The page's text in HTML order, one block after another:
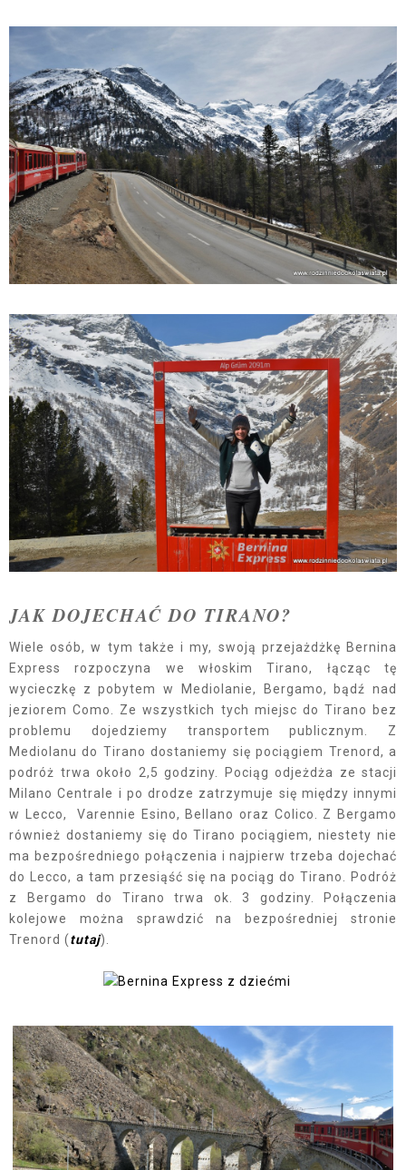
JAK DOJECHAĆ DO TIRANO?
Wiele osób, w tym także i my, swoją przejażdżkę Bernina
Express rozpoczyna we włoskim Tirano, łącząc tę
wycieczkę z pobytem w Mediolanie, Bergamo, bądź nad
jeziorem Como. Ze wszystkich tych miejsc do Tirano bez
problemu dojedziemy transportem publicznym. Z
Mediolanu do Tirano dostaniemy się pociągiem Trenord, a
podróż trwa około 2,5 godziny. Pociąg odjeżdża ze stacji
Milano Centrale i po drodze zatrzymuje się między innymi
w Lecco, Varennie Esino, Bellano oraz Colico. Z Bergamo
również dostaniemy się do Tirano pociągiem, niestety nie
ma bezpośredniego połączenia i najpierw trzeba dojechać
do Lecco, a tam przesiąść się na pociąg do Tirano. Podróż
z Bergamo do Tirano trwa ok. 3 godziny. Połączenia
kolejowe można sprawdzić na bezpośredniej stronie
Trenord (tutaj).